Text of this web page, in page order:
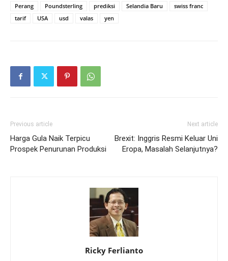
Perang Poundsterling prediksi Selandia Baru
swiss franc
tarif
USA usd valas yen
Previous article
Harga Gula Naik Terpicu
Prospek Penurunan Produksi
Next article
Brexit: Inggris Resmi Keluar Uni
Eropa, Masalah Selanjutnya?
Ricky Ferlianto